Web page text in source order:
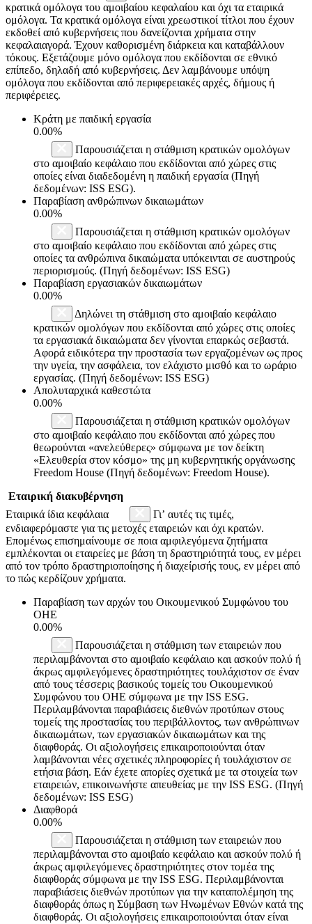
κρατικά ομόλογα του αμοιβαίου κεφαλαίου και όχι τα εταιρικά
ομόλογα. Τα κρατικά ομόλογα είναι χρεωστικοί τίτλοι που έχουν
εκδοθεί από κυβερνήσεις που δανείζονται χρήματα στην
κεφαλαιαγορά. Έχουν καθορισμένη διάρκεια και καταβάλλουν
τόκους. Εξετάζουμε μόνο ομόλογα που εκδίδονται σε εθνικό
επίπεδο, δηλαδή από κυβερνήσεις. Δεν λαμβάνουμε υπόψη
ομόλογα που εκδίδονται από περιφερειακές αρχές, δήμους ή
περιφέρειες.
Κράτη με παιδική εργασία
0.00%
Παρουσιάζεται η στάθμιση κρατικών ομολόγων
στο αμοιβαίο κεφάλαιο που εκδίδονται από χώρες στις
οποίες είναι διαδεδομένη η παιδική εργασία (Πηγή
δεδομένων: ISS ESG).
Παραβίαση ανθρώπινων δικαιωμάτων
0.00%
Παρουσιάζεται η στάθμιση κρατικών ομολόγων
στο αμοιβαίο κεφάλαιο που εκδίδονται από χώρες στις
οποίες τα ανθρώπινα δικαιώματα υπόκεινται σε αυστηρούς
περιορισμούς. (Πηγή δεδομένων: ISS ESG)
Παραβίαση εργασιακών δικαιωμάτων
0.00%
Δηλώνει τη στάθμιση στο αμοιβαίο κεφάλαιο
κρατικών ομολόγων που εκδίδονται από χώρες στις οποίες
τα εργασιακά δικαιώματα δεν γίνονται επαρκώς σεβαστά.
Αφορά ειδικότερα την προστασία των εργαζομένων ως προς
την υγεία, την ασφάλεια, τον ελάχιστο μισθό και το ωράριο
εργασίας. (Πηγή δεδομένων: ISS ESG)
Απολυταρχικά καθεστώτα
0.00%
Παρουσιάζεται η στάθμιση κρατικών ομολόγων
στο αμοιβαίο κεφάλαιο που εκδίδονται από χώρες που
θεωρούνται «ανελεύθερες» σύμφωνα με τον δείκτη
«Ελευθερία στον κόσμο» της μη κυβερνητικής οργάνωσης
Freedom House (Πηγή δεδομένων: Freedom House).
Εταιρική διακυβέρνηση
Εταιρικά ίδια κεφάλαια
Γι’ αυτές τις τιμές,
ενδιαφερόμαστε για τις μετοχές εταιρειών και όχι κρατών.
Επομένως επισημαίνουμε σε ποια αμφιλεγόμενα ζητήματα
εμπλέκονται οι εταιρείες με βάση τη δραστηριότητά τους, εν μέρει
από τον τρόπο δραστηριοποίησης ή διαχείρισής τους, εν μέρει από
το πώς κερδίζουν χρήματα.
Παραβίαση των αρχών του Οικουμενικού Συμφώνου του
ΟΗΕ
0.00%
Παρουσιάζεται η στάθμιση των εταιρειών που
περιλαμβάνονται στο αμοιβαίο κεφάλαιο και ασκούν πολύ ή
άκρως αμφιλεγόμενες δραστηριότητες τουλάχιστον σε έναν
από τους τέσσερις βασικούς τομείς του Οικουμενικού
Συμφώνου του ΟΗΕ σύμφωνα με την ISS ESG.
Περιλαμβάνονται παραβιάσεις διεθνών προτύπων στους
τομείς της προστασίας του περιβάλλοντος, των ανθρώπινων
δικαιωμάτων, των εργασιακών δικαιωμάτων και της
διαφθοράς. Οι αξιολογήσεις επικαιροποιούνται όταν
λαμβάνονται νέες σχετικές πληροφορίες ή τουλάχιστον σε
ετήσια βάση. Εάν έχετε απορίες σχετικά με τα στοιχεία των
εταιρειών, επικοινωνήστε απευθείας με την ISS ESG. (Πηγή
δεδομένων: ISS ESG)
Διαφθορά
0.00%
Παρουσιάζεται η στάθμιση των εταιρειών που
περιλαμβάνονται στο αμοιβαίο κεφάλαιο και ασκούν πολύ ή
άκρως αμφιλεγόμενες δραστηριότητες στον τομέα της
διαφθοράς σύμφωνα με την ISS ESG. Περιλαμβάνονται
παραβιάσεις διεθνών προτύπων για την καταπολέμηση της
διαφθοράς όπως η Σύμβαση των Ηνωμένων Εθνών κατά της
διαφθοράς. Οι αξιολογήσεις επικαιροποιούνται όταν είναι